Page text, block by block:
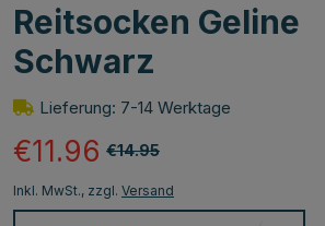
Reitsocken Geline
Schwarz
Lieferung: 7-14 Werktage
€14.95
€11.96
Inkl. MwSt., zzgl. Versand